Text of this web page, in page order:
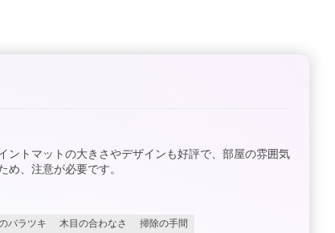
ントマットの大きさやデザインも好評で、部屋の雰囲気
、注意が必要です。
バラツキ 木目の合わなさ 掃除の手間